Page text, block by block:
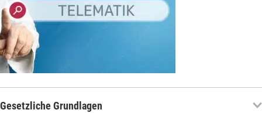
Gesetzliche Grundlagen